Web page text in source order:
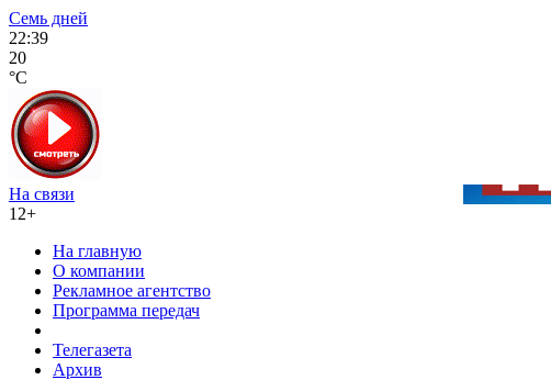
Семь дней
22:39
20
°C
На связи
12+
На главную
О компании
Рекламное агентство
Программа передач
Телегазета
Архив